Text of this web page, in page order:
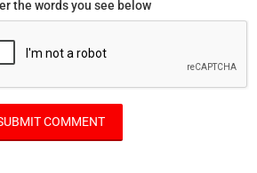
the words you see below